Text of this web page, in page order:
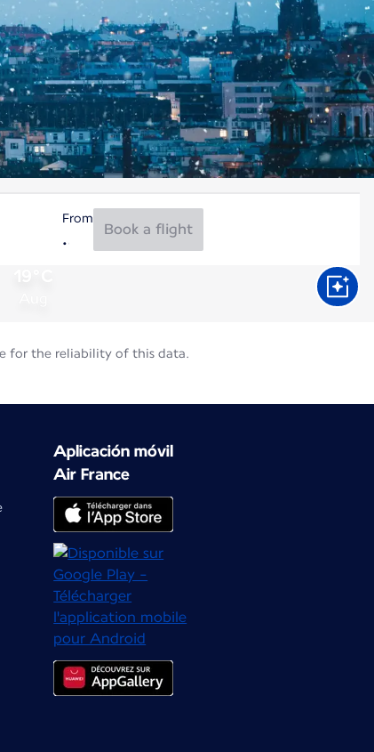
From
Book a flight
for the reliability of this data.
Aplicación móvil
Air France